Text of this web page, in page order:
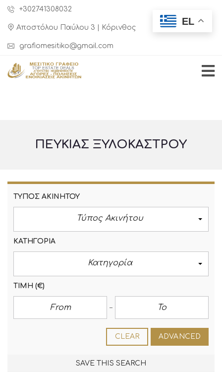
+302741308032
Αποστόλου Παύλου 3 | Κόρινθος
grafiomesitiko@gmail.com
ΠΕΥΚΙΆΣ ΞΥΛΟΚΆΣΤΡΟΥ
ΤΎΠΟΣ ΑΚΙΝΉΤΟΥ
Τύπος Ακινήτου
ΚΑΤΗΓΟΡΊΑ
Κατηγορία
ΤΙΜΉ (€)
CLEAR ADVANCED
SAVE THIS SEARCH
EL